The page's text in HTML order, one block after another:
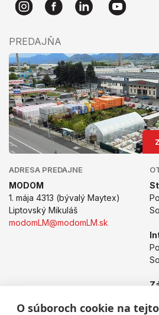
O súboroch cookie na
PREDAJŇA
ADRESA PREDAJNE
MODOM
1. mája 4313 (bývalý Maytex)
Liptovský Mikuláš
modomLM@modomLM.sk